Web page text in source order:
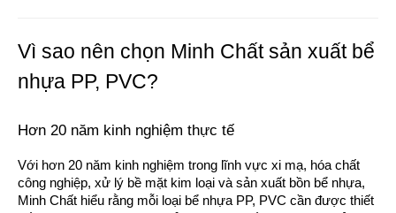
Vì sao nên chọn Minh Chất sản xuất bể
nhựa PP, PVC?
Hơn 20 năm kinh nghiệm thực tế
Với hơn 20 năm kinh nghiệm trong lĩnh vực xi mạ, hóa chất
công nghiệp, xử lý bề mặt kim loại và sản xuất bồn bể nhựa,
Minh Chất hiểu rằng mỗi loại bể nhựa PP, PVC cần được thiết